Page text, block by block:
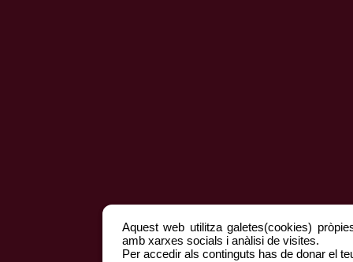
Aquest web utilitza galetes(cookies)
amb xarxes socials i anàlisi de visites.
Per accedir als continguts has de donar el